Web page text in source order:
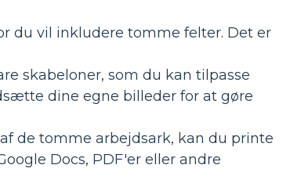
du vil inkludere tomme felter. Det er
skabeloner, som du kan tilpasse
dine egne billeder for at gøre
de tomme arbejdsark, kan du printe
Docs, PDF'er eller andre